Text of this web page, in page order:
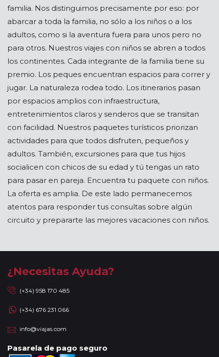
familia. Nos distinguimos precisamente por eso: por
abarcar a toda la familia, no sólo a los niños o a los
adultos, como si la aventura fuera para unos pero no
para otros. Nuestros viajes con niños se abren a todos
los continentes. Cada integrante de la familia tiene su
premio. Los peques encuentran espacios para correr y
jugar. La naturaleza rodea todo. Los itinerarios pasan
por espacios amplios con infraestructura,
entretenimientos claros y senderos que se transitan
con facilidad. Nuestros paquetes turísticos priorizan
actividades para que todos disfruten, pequeños y
adultos. También, excursiones para que tus hijos
socialicen con chicos de su edad y tú tengas un rato
para pasar en pareja. Encuentra tu paquete con niños.
La oferta es amplia. De este lado permanecemos
atentos para responder tus consultas sobre algún
circuito y prepararte las mejores vacaciones con niños.
¿Necesitas Ayuda?
(+34) 958 170 485
(+34) 676 231 066
info@viajas.com
Pasarela de pago seguro